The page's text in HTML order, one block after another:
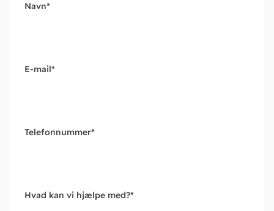
Navn*
E-mail*
Telefonnummer*
Hvad kan vi hjælpe med?*